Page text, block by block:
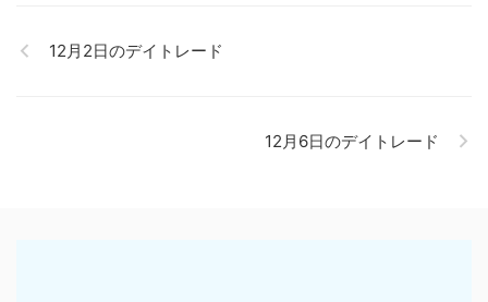
12月2日のデイトレード
12月6日のデイトレード